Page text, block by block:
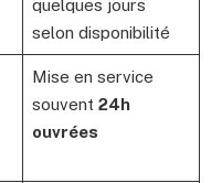
quelques jours
selon disponibilité
Mise en service
souvent 24h
ouvrées